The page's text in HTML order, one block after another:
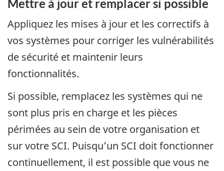
Mettre à jour et remplacer si possible
Appliquez les mises à jour et les correctifs à
vos systèmes pour corriger les vulnérabilités
de sécurité et maintenir leurs
fonctionnalités.
Si possible, remplacez les systèmes qui ne
sont plus pris en charge et les pièces
périmées au sein de votre organisation et
sur votre SCI. Puisqu’un SCI doit fonctionner
continuellement, il est possible que vous ne